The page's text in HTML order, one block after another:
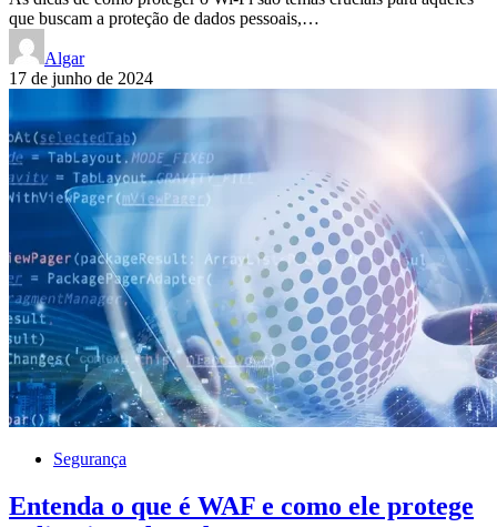
que buscam a proteção de dados pessoais,…
Algar
17 de junho de 2024
Segurança
Entenda o que é WAF e como ele protege